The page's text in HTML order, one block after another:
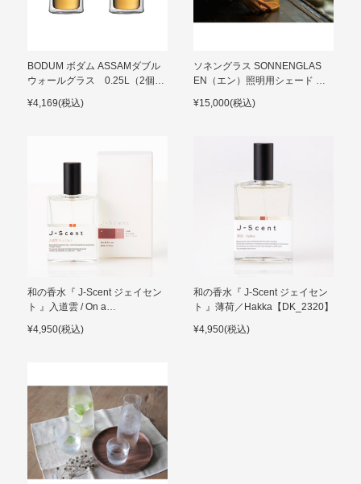
BODUM ボダム ASSAMダブル
ウォールグラス 0.25L（2個セ
¥4,169(税込)
ソネングラス SONNENGLAS
EN（エン）照明用シェード 置
¥15,000(税込)
和の香水『 J-Scent ジェイセン
ト 』入道雲 / On a
¥4,950(税込)
和の香水『 J-Scent ジェイセン
ト 』薄荷／Hakka【DK_2320】
¥4,950(税込)